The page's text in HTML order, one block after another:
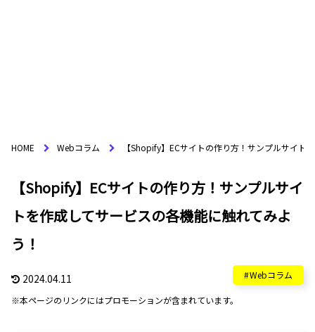
HOME Webコラム 【Shopify】ECサイトの作り方！サンプルサイト
【Shopify】ECサイトの作り方！サンプルサイ
トを作成してサービスの各機能に触れてみよ
う！
2024.04.11 Webコラム
※本ページのリンクにはプロモーションが含まれています。